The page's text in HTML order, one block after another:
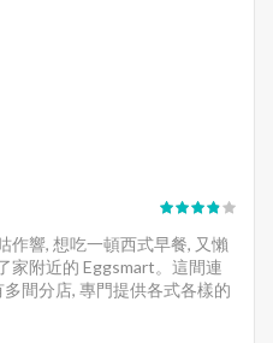
作響, 想吃一頓西式早餐, 又懶
家附近的 Eggsmart。這間連
間分店, 專門提供各式各樣的